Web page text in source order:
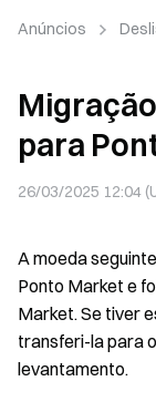
Anúncios
para
26/03/2025 12:04
A moeda
Ponto Market e
Market. Se tiver
transferi-la para
levantamento.